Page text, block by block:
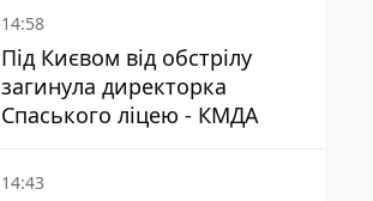
14:58
Під Києвом від обстрілу
загинула директорка
Спаського ліцею - КМДА
14:43